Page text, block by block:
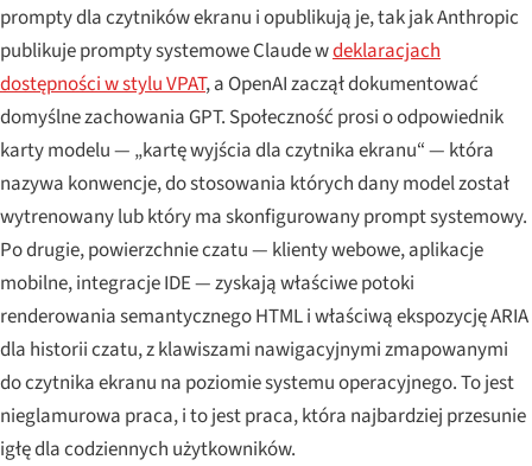
prompty dla czytników ekranu i opublikują je, tak jak Anthropic
publikuje prompty systemowe Claude wdeklaracjach
dostępności w stylu VPAT, a OpenAI zaczął dokumentować
domyślne zachowania GPT. Społeczność prosi o odpowiednik
karty modelu — „kartę wyjścia dla czytnika ekranu“ — która
nazywa konwencje, do stosowania których dany model został
wytrenowany lub który ma skonfigurowany prompt systemowy.
Po drugie, powierzchnie czatu — klienty webowe, aplikacje
mobilne, integracje IDE — zyskają właściwe potoki
renderowania semantycznego HTML i właściwą ekspozycję ARIA
dla historii czatu, z klawiszami nawigacyjnymi zmapowanymi
do czytnika ekranu na poziomie systemu operacyjnego. To jest
nieglamurowa praca, i to jest praca, która najbardziej przesunie
igłę dla codziennych użytkowników.